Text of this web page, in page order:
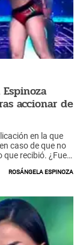
Espinoza
accionar de
en la que
caso de que no
recibió. ¿Fue
Rosángela Espinoza